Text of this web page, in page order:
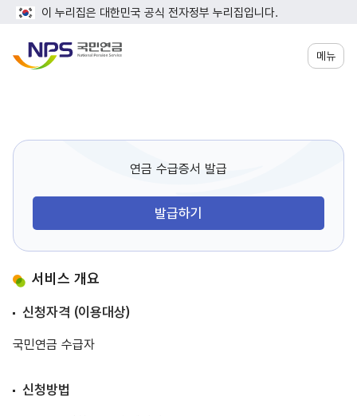
이 누리집은 대한민국 공식 전자정부 누리집입니다.
메뉴
연금 수급증서 발급
발급하기
서비스 개요
신청자격 (이용대상)
국민연금 수급자
신청방법